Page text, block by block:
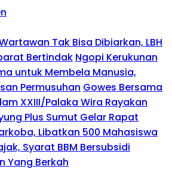
Tak Bisa Dibiarkan, LBH
Bertindak Ngopi Kerukunan
untuk Membela Manusia,
Permusuhan Gowes Bersama
XXIII/Palaka Wira Rayakan
Plus Sumut Gelar Rapat
Libatkan 500 Mahasiswa
Syarat BBM Bersubsidi
Yang Berkah